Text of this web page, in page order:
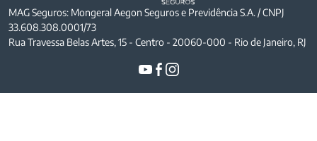
MAG Seguros: Mongeral Aegon Seguros e Previdência S.A. / CNPJ
33.608.308.0001/73
Rua Travessa Belas Artes, 15 - Centro - 20060-000 - Rio de Janeiro, RJ